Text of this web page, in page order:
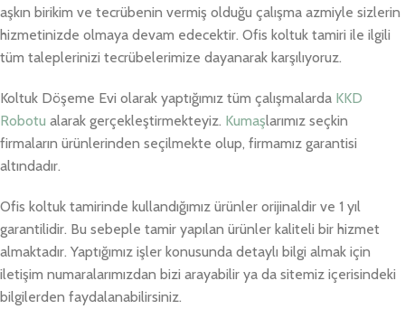
aşkın birikim ve tecrübenin vermiş olduğu çalışma azmiyle sizlerin
hizmetinizde olmaya devam edecektir. Ofis koltuk tamiri ile ilgili
tüm taleplerinizi tecrübelerimize dayanarak karşılıyoruz.
Koltuk Döşeme Evi olarak yaptığımız tüm çalışmalarda KKD
Robotu alarak gerçekleştirmekteyiz. Kumaşlarımız seçkin
firmaların ürünlerinden seçilmekte olup, firmamız garantisi
altındadır.
Ofis koltuk tamirinde kullandığımız ürünler orijinaldir ve 1 yıl
garantilidir. Bu sebeple tamir yapılan ürünler kaliteli bir hizmet
almaktadır. Yaptığımız işler konusunda detaylı bilgi almak için
iletişim numaralarımızdan bizi arayabilir ya da sitemiz içerisindeki
bilgilerden faydalanabilirsiniz.